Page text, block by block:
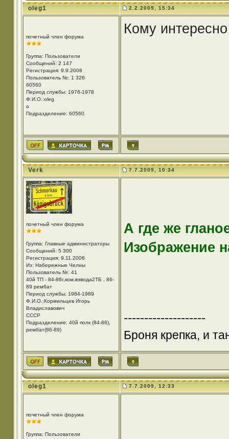
oleg1 2.2.2009, 15:34
почетный член форума
Группа: Пользователи
Сообщений: 2 147
Регистрация: 9.9.2008
Пользователь №: 1 326
60560
Период службы: 1976-1978
Ф.И.О.:oleg
o
Подразделение: 60560
Кому
Verk 7.7.2009, 10:34
почетный член форума
Группа: Главные администраторы
Сообщений: 5 300
Регистрация: 9.11.2006
Из: Набережные Челны
Пользователь №: 41
40й ТП - 84-86г,ком,взвода2ТБ , 86-
89 рембат
Период службы: 1984-1989
Ф.И.О.:Кормильцев Игорь
Владиславович
СССР
Подразделение: 40й полк (84-86),
рембат(86-89)
А где же
Изображение
--------------------
Броня крепка, и
oleg1 7.7.2009, 12:33
почетный член форума
Группа: Пользователи